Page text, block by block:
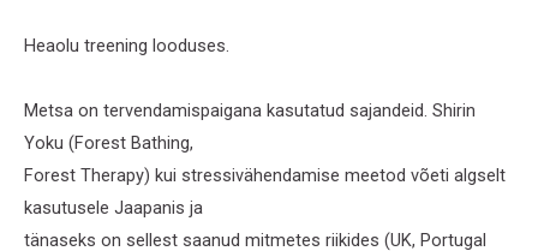
Heaolu treening looduses.
Metsa on tervendamispaigana kasutatud sajandeid. Shirin
Yoku (Forest Bathing,
Forest Therapy) kui stressivähendamise meetod võeti algselt
kasutusele Jaapanis ja
tänaseks on sellest saanud mitmetes riikides (UK, Portugal